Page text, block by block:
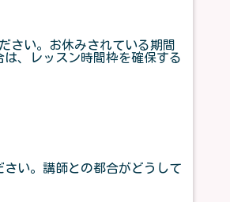
さい。お休みされている期間
、レッスン時間枠を確保する
い。講師との都合がどうして